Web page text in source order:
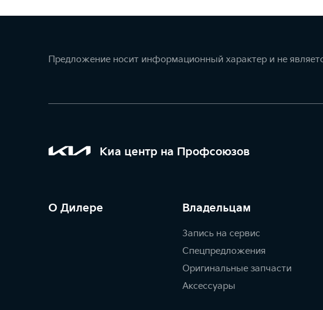
Предложение носит информационный характер и не
Киа центр на Профсоюзов
О Дилере Владельцам
Запись на сервис
Спецпредложения
Оригинальные запчасти
Аксессуары